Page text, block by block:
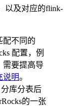
以及对应的flink-
配不同的
配置，例
需要提高导
说明。
库分表后
的一张